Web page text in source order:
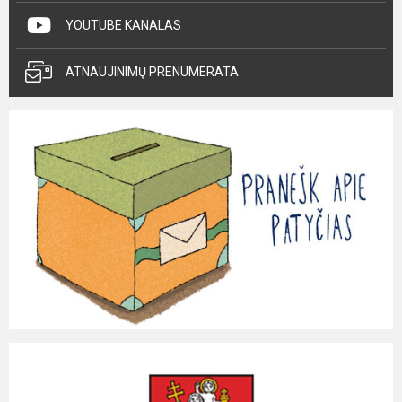
YOUTUBE KANALAS
ATNAUJINIMŲ PRENUMERATA